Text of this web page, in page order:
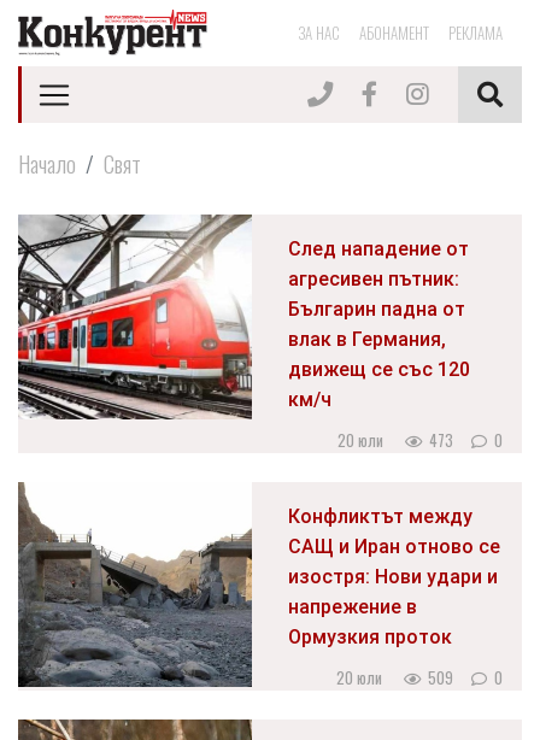
ЗА НАС АБОНАМЕНТ РЕКЛАМА
Начало Свят
След нападение от
агресивен пътник:
Българин падна от
влак в Германия,
движещ се със 120
км/ч
20 юли 473 0
Конфликтът между
САЩ и Иран отново се
изостря: Нови удари и
напрежение в
Ормузкия проток
20 юли 509 0